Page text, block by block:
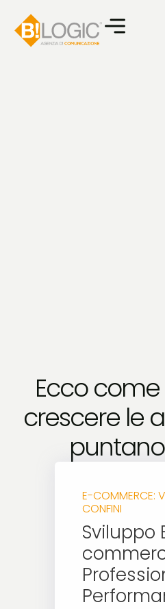
Ecco
crescere le
E-COMMERCE:
CONFINI
Sviluppo